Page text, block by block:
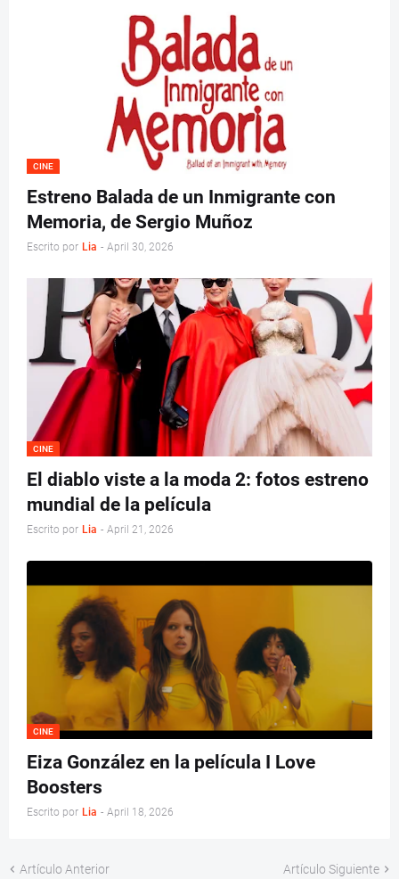
CINE
Estreno Balada de un Inmigrante con
Memoria, de Sergio Muñoz
Escrito por Lia - April 30, 2026
CINE
El diablo viste a la moda 2: fotos estreno
mundial de la película
Escrito por Lia - April 21, 2026
CINE
Eiza González en la película I Love
Boosters
Escrito por Lia - April 18, 2026
Artículo Anterior Artículo Siguiente